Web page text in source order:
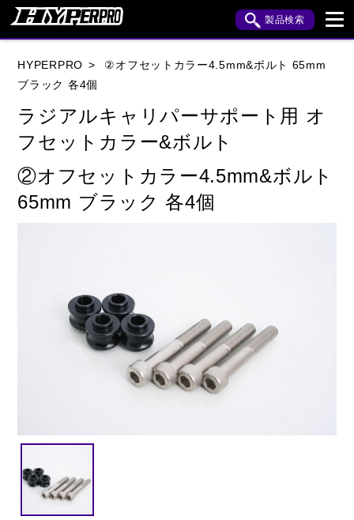
製品検索
車種検索
HONDA YAMAHA SUZUKI
KAWASAKI APRILIA BENELLI BMW
BUELL CAGIVA DUCATI
MV AGUSTA ROYAL ENFIELD
TRIUMPH
HYPERPRO
②オフセットカラー4.5mm&ボルト 65mm
ブラック 各4個
ラジアルキャリパーサポート用 オ
フセットカラー&ボルト
②オフセットカラー4.5mm&ボルト
65mm ブラック 各4個